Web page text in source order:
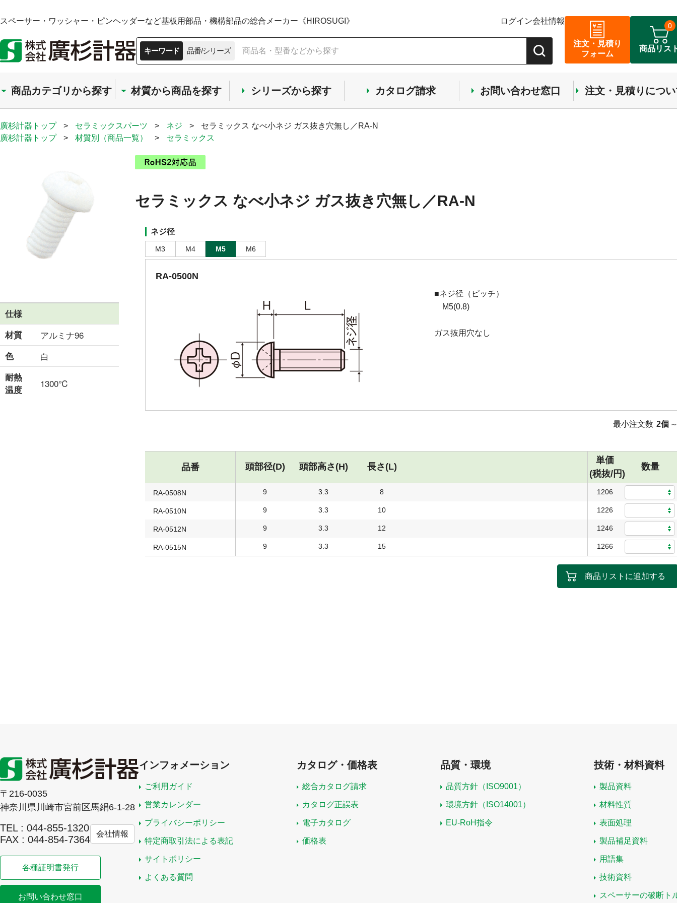
スペーサー・ワッシャー・ピンヘッダーなど基板用部品・機構部品の総合メーカー《HIROSUGI》 ログイン会社情報
キーワード 品番/シリーズ
注文・見積り
フォーム
商品リス
0
商品カテゴリから探す 材質から商品を探す シリーズから探す カタログ請求 お問い合わせ窓口 注文・見積りにつ
廣杉計器トップ > セラミックスパーツ > ネジ >
セラミックス なべ小ネジ ガス抜き穴無し／RA-N
廣杉計器トップ
> 材質別（商品一覧） > セラミックス
仕様
材質
アルミナ96
色 白
耐熱
温度
1300℃
セラミックス なべ小ネジ ガス抜き穴無し／RA-N
ネジ径
M3 M4 M5 M6
RA-0500N
■ネジ径（ピッチ）
M5(0.8)
ガス抜用穴なし
最小注文数 2個
品番 頭部径(D) 頭部高さ(H) 長さ(L)
単価
(税抜/円)
数量
RA-0508N 9 3.3 8 1206
RA-0510N 9 3.3 10 1226
RA-0512N 9 3.3 12 1246
RA-0515N 9 3.3 15 1266
商品リストに追加する
〒216-0035
神奈川県川崎市宮前区馬絹6-1-28
TEL : 044-855-1320
FAX : 044-854-7364
会社情報
各種証明書発行
お問い合わせ窓口
インフォメーション
ご利用ガイド
営業カレンダー
プライバシーポリシー
特定商取引法による表記
サイトポリシー
よくある質問
カタログ・価格表
総合カタログ請求
カタログ正誤表
電子カタログ
価格表
品質・環境
品質方針（ISO9001）
環境方針（ISO14001）
EU-RoH指令
技術・材料資料
製品資料
材料性質
表面処理
製品補足資料
用語集
技術資料
スペーサーの破断ト